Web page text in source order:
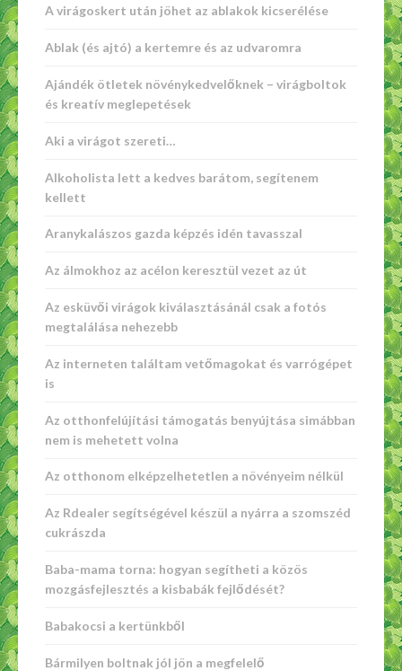
A virágoskert után jöhet az ablakok kicserélése
Ablak (és ajtó) a kertemre és az udvaromra
Ajándék ötletek növénykedvelőknek – virágboltok
és kreatív meglepetések
Aki a virágot szereti…
Alkoholista lett a kedves barátom, segítenem
kellett
Aranykalászos gazda képzés idén tavasszal
Az álmokhoz az acélon keresztül vezet az út
Az esküvői virágok kiválasztásánál csak a fotós
megtalálása nehezebb
Az interneten találtam vetőmagokat és varrógépet
is
Az otthonfelújítási támogatás benyújtása simábban
nem is mehetett volna
Az otthonom elképzelhetetlen a növényeim nélkül
Az Rdealer segítségével készül a nyárra a szomszéd
cukrászda
Baba-mama torna: hogyan segítheti a közös
mozgásfejlesztés a kisbabák fejlődését?
Babakocsi a kertünkből
Bármilyen boltnak jól jön a megfelelő